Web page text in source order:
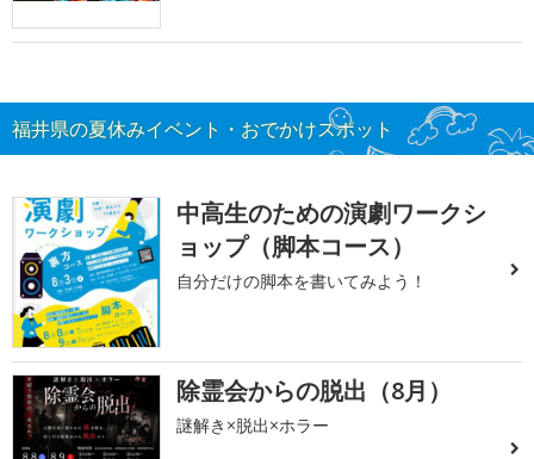
福井県の夏休みイベント・おでかけスポット
中高生のための演劇ワークシ
ョップ（脚本コース）
自分だけの脚本を書いてみよう！
除霊会からの脱出（8月）
謎解き×脱出×ホラー